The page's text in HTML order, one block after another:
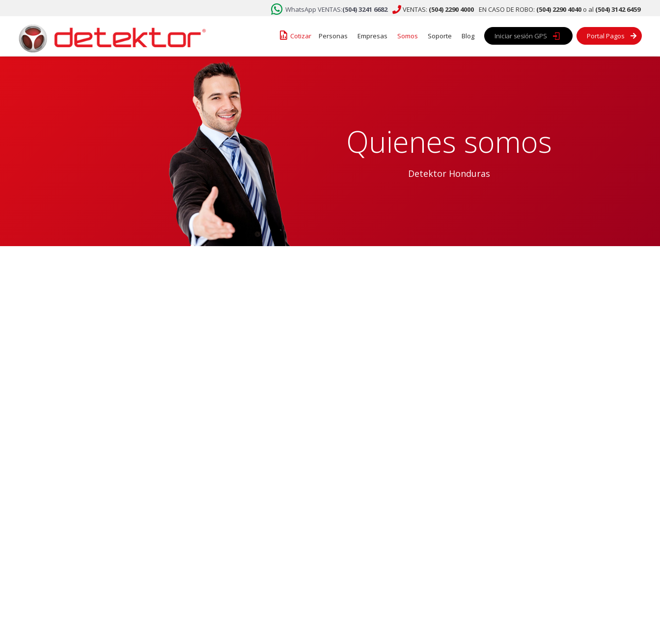
 WhatsApp VENTAS:(504) 3241 6682 VENTAS: (504) 2290 4000 EN CASO DE ROBO: (504) 2290 4040 o al (504) 3142 6459
󰁋 Cotizar Personas Empresas Somos Soporte Blog Iniciar sesión GPS  Portal Pagos 
Quienes somos
Detektor Honduras